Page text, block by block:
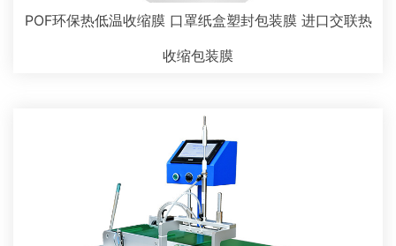
POF环保热低温收缩膜 口罩纸盒塑封包装膜 进口交联热
收缩包装膜